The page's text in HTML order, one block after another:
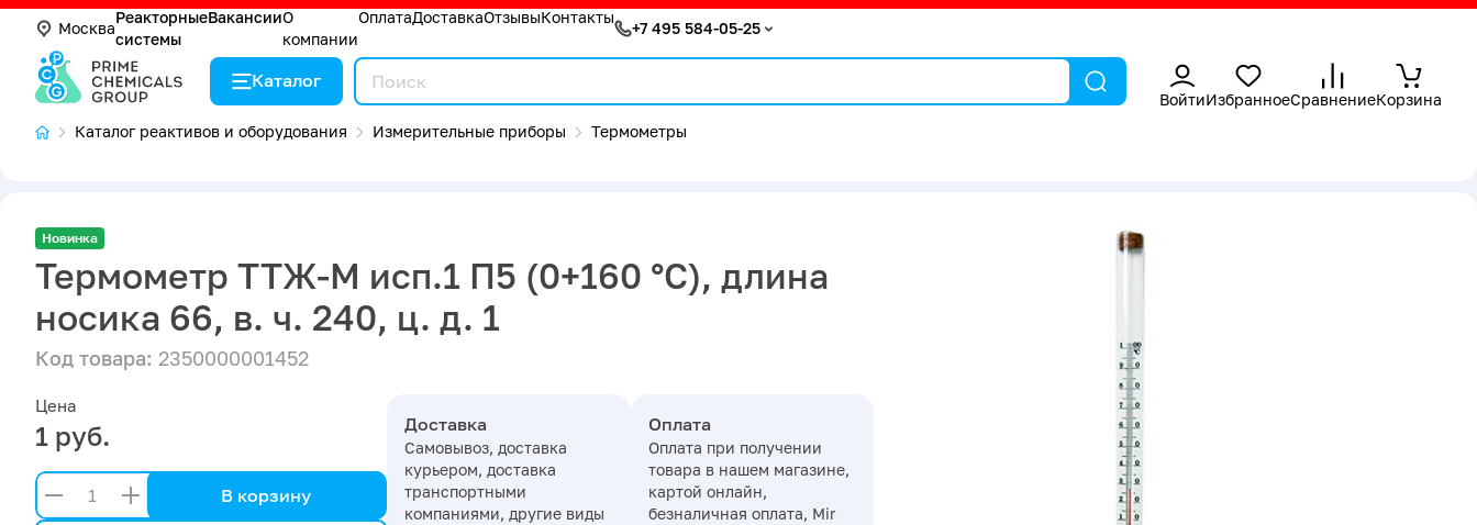
Москва
Реакторные
системы
ВакансииО
компании
ОплатаДоставкаОтзывыКонтакты
+7 495 584-05-25
Каталог
ВойтиИзбранноеСравнениеКорзина
Каталог реактивов и оборудования
Измерительные приборы Термометры
Новинка
Термометр ТТЖ-М исп.1 П5 (0+160 °С), длина
носика 66, в. ч. 240, ц. д. 1
Код товара: 2350000001452
Цена
1 руб.
В корзину
Доставка
Самовывоз, доставка
курьером, доставка
транспортными
компаниями, другие виды
Оплата
Оплата при получении
товара в нашем магазине,
картой онлайн,
безналичная оплата, Mir